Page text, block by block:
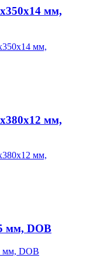
мм,
мм,
мм, DOB